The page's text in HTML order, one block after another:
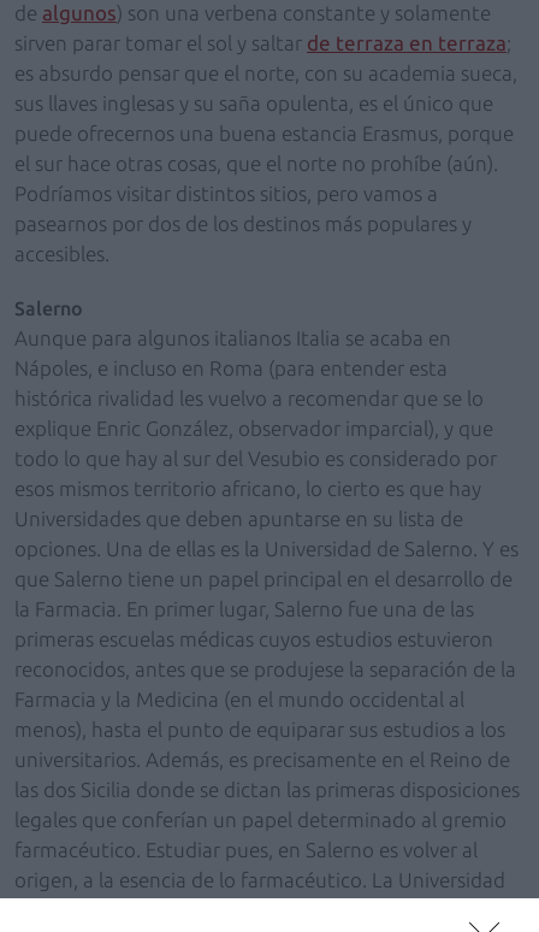
de algunos) son una verbena constante y solamente
sirven parar tomar el sol y saltar de terraza en terraza;
es absurdo pensar que el norte, con su academia sueca,
sus llaves inglesas y su saña opulenta, es el único que
puede ofrecernos una buena estancia Erasmus, porque
el sur hace otras cosas, que el norte no prohíbe (aún).
Podríamos visitar distintos sitios, pero vamos a
pasearnos por dos de los destinos más populares y
accesibles.
Salerno
Aunque para algunos italianos Italia se acaba en
Nápoles, e incluso en Roma (para entender esta
histórica rivalidad les vuelvo a recomendar que se lo
explique Enric González, observador imparcial), y que
todo lo que hay al sur del Vesubio es considerado por
esos mismos territorio africano, lo cierto es que hay
Universidades que deben apuntarse en su lista de
opciones. Una de ellas es la Universidad de Salerno. Y es
que Salerno tiene un papel principal en el desarrollo de
la Farmacia. En primer lugar, Salerno fue una de las
primeras escuelas médicas cuyos estudios estuvieron
reconocidos, antes que se produjese la separación de la
Farmacia y la Medicina (en el mundo occidental al
menos), hasta el punto de equiparar sus estudios a los
universitarios. Además, es precisamente en el Reino de
las dos Sicilia donde se dictan las primeras disposiciones
legales que conferían un papel determinado al gremio
farmacéutico. Estudiar pues, en Salerno es volver al
origen, a la esencia de lo farmacéutico. La Universidad